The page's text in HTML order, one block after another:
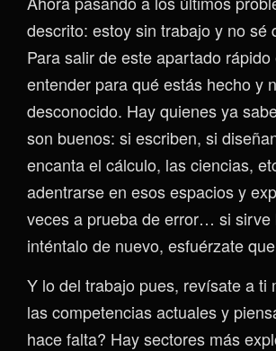
descrito: estoy sin trabajo y no sé
Para salir de este apartado
entender para qué estás hecho y
desconocido. Hay quienes ya
son buenos: si escriben, si
encanta el cálculo, las ciencias,
adentrarse en esos espacios y
veces a prueba de error… si sirve
inténtalo de nuevo, esfuérzate
Y lo del trabajo pues, revísate a ti
las competencias actuales y
hace falta? Hay sectores más